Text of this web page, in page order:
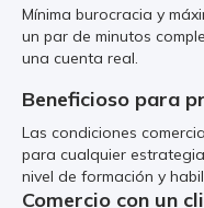
Mínima burocracia y
un par de minutos
una cuenta real.
Beneficioso para
Las condiciones
para cualquier
nivel de formación y
Comercio con un